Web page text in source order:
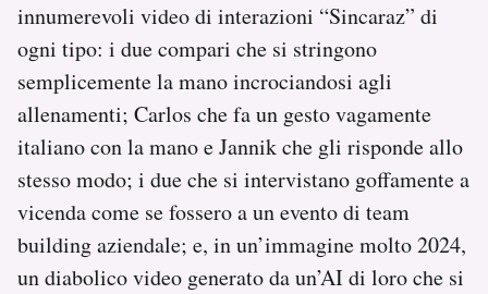
innumerevoli video di interazioni “Sincaraz” di
ogni tipo: i due compari che si stringono
semplicemente la mano incrociandosi agli
allenamenti; Carlos che fa un gesto vagamente
italiano con la mano e Jannik che gli risponde allo
stesso modo; i due che si intervistano goffamente a
vicenda come se fossero a un evento di team
building aziendale; e, in un’immagine molto 2024,
un diabolico video generato da un’AI di loro che si